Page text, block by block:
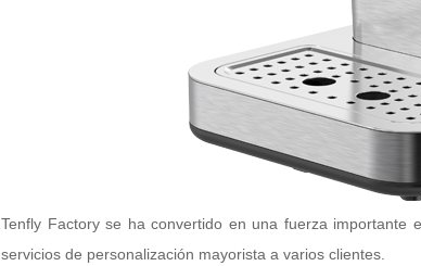
Tenfly Factory se ha convertido en una fuerza importante
servicios de personalización mayorista a varios clientes.